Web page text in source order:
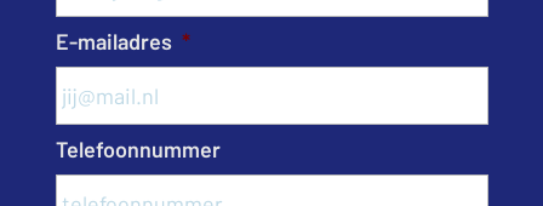
E-mailadres *
Telefoonnummer